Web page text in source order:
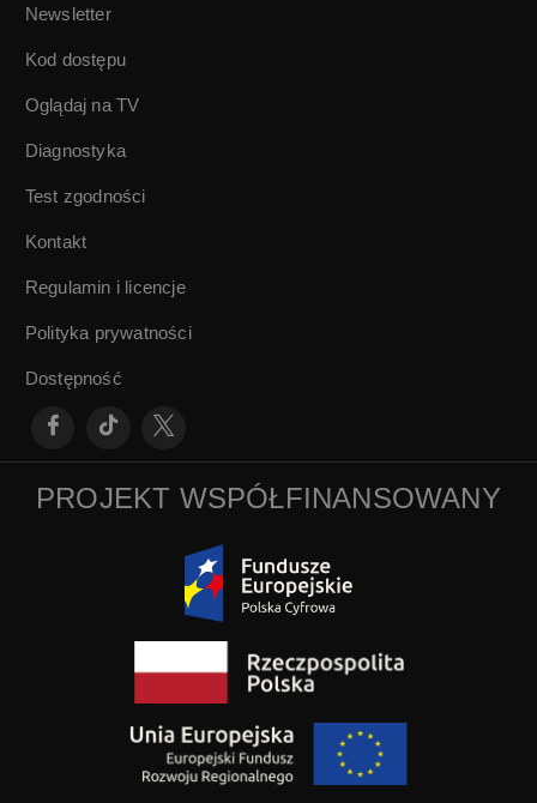
35/36
Newsletter
Kod dostępu
Oglądaj na TV
Diagnostyka
Test zgodności
Kontakt
Regulamin i licencje
Polityka prywatności
Dostępność
PROJEKT WSPÓŁFINANSOWANY